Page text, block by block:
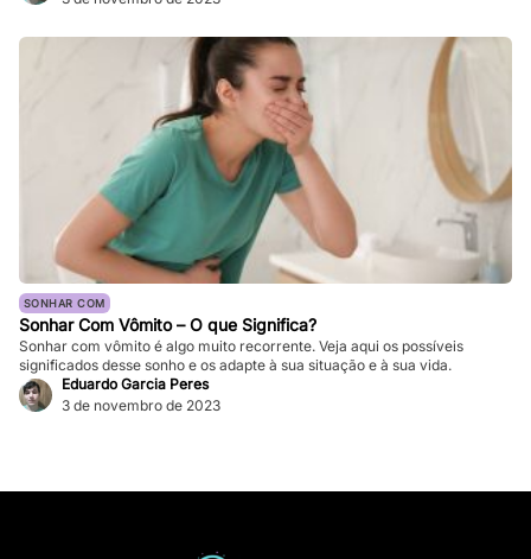
SONHAR COM
Sonhar Com Vômito – O que Significa?
Sonhar com vômito é algo muito recorrente. Veja aqui os possíveis
significados desse sonho e os adapte à sua situação e à sua vida.
Eduardo Garcia Peres
3 de novembro de 2023